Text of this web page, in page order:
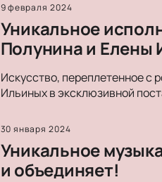
9 февраля 2024
Уникальное
Полунина и Елены
Искусство, переплетенное с
Ильиных в эксклюзивной
30 января 2024
Уникальное
и объединяет!